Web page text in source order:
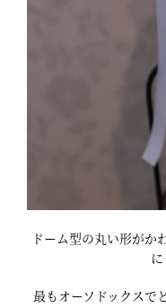
ドーム型の丸い形がか
最もオーソドックスで